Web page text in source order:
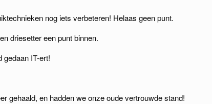
nog iets verbeteren! Helaas geen punt.
driesetter een punt binnen.
IT-ert!
gehaald, en hadden we onze oude vertrouwde stand!